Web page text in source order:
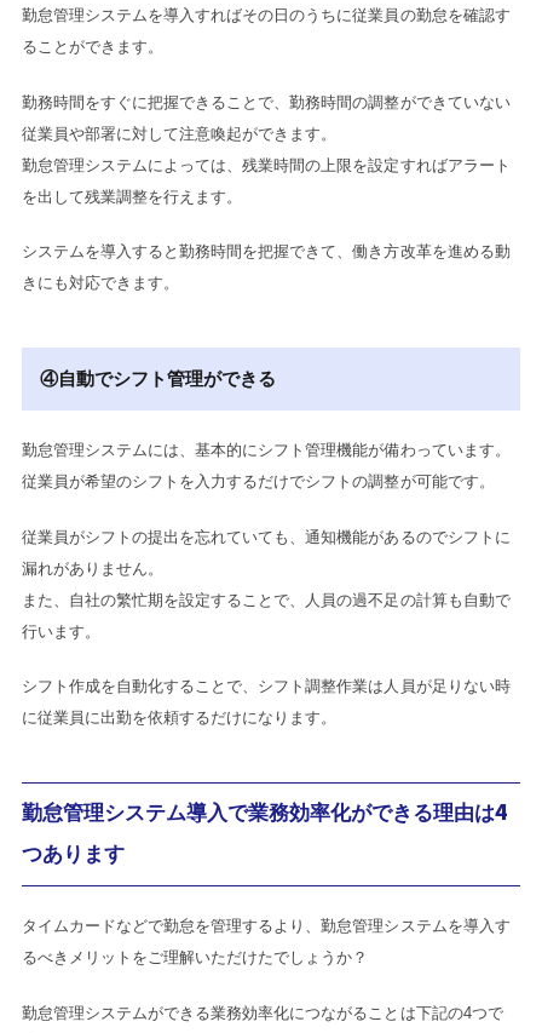
勤怠管理システムを導入すればその日のうちに従業員の勤怠を確認す
ることができます。
勤務時間をすぐに把握できることで、勤務時間の調整ができていない
従業員や部署に対して注意喚起ができます。
勤怠管理システムによっては、残業時間の上限を設定すればアラート
を出して残業調整を行えます。
システムを導入すると勤務時間を把握できて、働き方改革を進める動
きにも対応できます。
④自動でシフト管理ができる
勤怠管理システムには、基本的にシフト管理機能が備わっています。
従業員が希望のシフトを入力するだけでシフトの調整が可能です。
従業員がシフトの提出を忘れていても、通知機能があるのでシフトに
漏れがありません。
また、自社の繁忙期を設定することで、人員の過不足の計算も自動で
行います。
シフト作成を自動化することで、シフト調整作業は人員が足りない時
に従業員に出勤を依頼するだけになります。
勤怠管理システム導入で業務効率化ができる理由は4
つあります
タイムカードなどで勤怠を管理するより、勤怠管理システムを導入す
るべきメリットをご理解いただけたでしょうか？
勤怠管理システムができる業務効率化につながることは下記の4つで